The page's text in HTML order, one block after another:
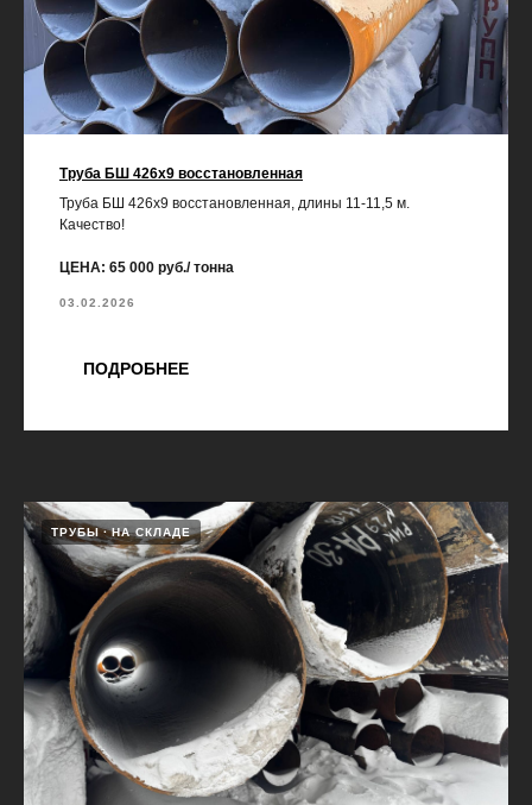
Труба БШ 426х9 восстановленная
Труба БШ 426х9 восстановленная, длины 11-11,5 м.
Качество!
ЦЕНА: 65 000 руб./ тонна
03.02.2026
ПОДРОБНЕЕ
ТРУБЫ НА СКЛАДЕ